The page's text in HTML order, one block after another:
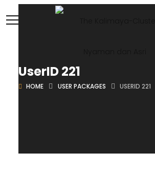
UserID 221
HOME USER PACKAGES USERID 221